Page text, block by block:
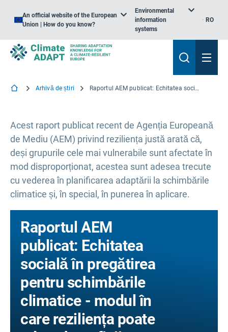
An official website of the European
Union | How do you know?
Environmental
information
systems
RO
Arhivă de știri Raportul AEM publicat: Echitatea socială în pregătirea pentru schimbările climatice - modul în care reziliența poate aduce beneficii comunităților din întreaga Europă
Acest raport publicat recent de Agenția Europeană
de Mediu (AEM) privind reziliența justă arată că,
deși grupurile cele mai vulnerabile sunt afectate în
mod disproporționat, acestea sunt adesea trecute
cu vederea în planificarea adaptării la schimbările
climatice și, în special, în punerea în aplicare.
Raportul AEM
publicat: Echitatea
socială în pregătirea
pentru schimbările
climatice - modul în
care reziliența poate